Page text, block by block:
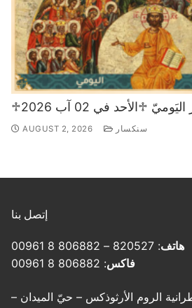
♱الأحد في 02 آب 2026
AUGUST 2, 2026 سنكسار
إتصل بنا
هاتف: 820527 – 806882 8 00961
فاكس: 806882 8 00961
الروم الأرثوذكس – حيّ الميدان –